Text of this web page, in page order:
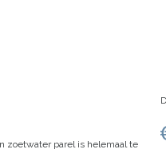
zoetwater parel is helemaal te